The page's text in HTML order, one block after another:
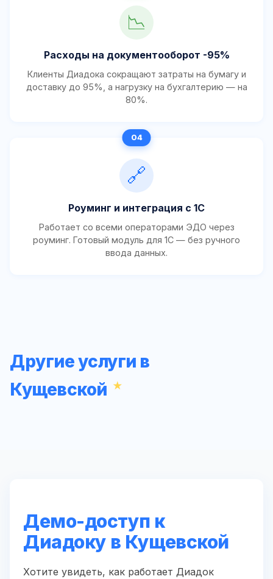
📉
Расходы на документооборот -95%
Клиенты Диадока сокращают затраты на бумагу и
доставку до 95%, а нагрузку на бухгалтерию — на
80%.
🔗
Роуминг и интеграция с 1С
Работает со всеми операторами ЭДО через
роуминг. Готовый модуль для 1С — без ручного
ввода данных.
Другие услуги в
Кущевской
Демо-доступ к
Диадоку в Кущевской
Хотите увидеть, как работает Диадок